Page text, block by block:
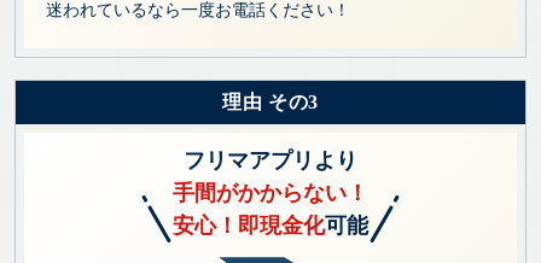
迷われているなら一度お電話ください！
理由 その3
フリマアプリより
手間がかからない！
安心！即現金化可能